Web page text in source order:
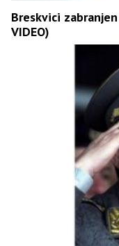
Breskvici
VIDEO)